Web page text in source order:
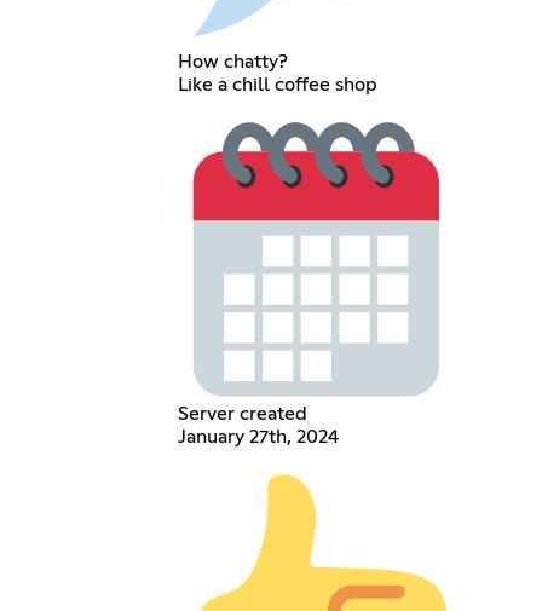
How chatty?
Like a chill coffee shop
Server created
January 27th, 2024